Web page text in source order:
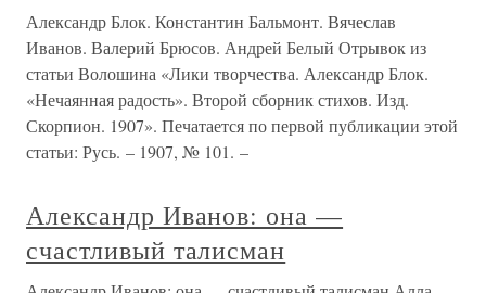
Александр Блок. Константин Бальмонт. Вячеслав
Иванов. Валерий Брюсов. Андрей Белый Отрывок из
статьи Волошина «Лики творчества. Александр Блок.
«Нечаянная радость». Второй сборник стихов. Изд.
Скорпион. 1907». Печатается по первой публикации этой
статьи: Русь. – 1907, № 101. –
Александр Иванов: она —
счастливый талисман